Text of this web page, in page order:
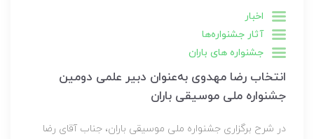
اخبار
آثار جشنواره‌ها
جشنواره های باران
انتخاب رضا مهدوی به‌عنوان دبیر علمی دومین
جشنواره ملی موسیقی باران
در شرح برگزاری جشنواره ملی موسیقی باران، جناب آقای رضا